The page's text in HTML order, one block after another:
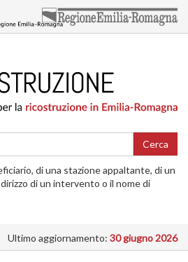
Cerca
di una stazione appaltante, di un
di un intervento o il nome di
Ultimo aggiornamento: 30 giugno 2026